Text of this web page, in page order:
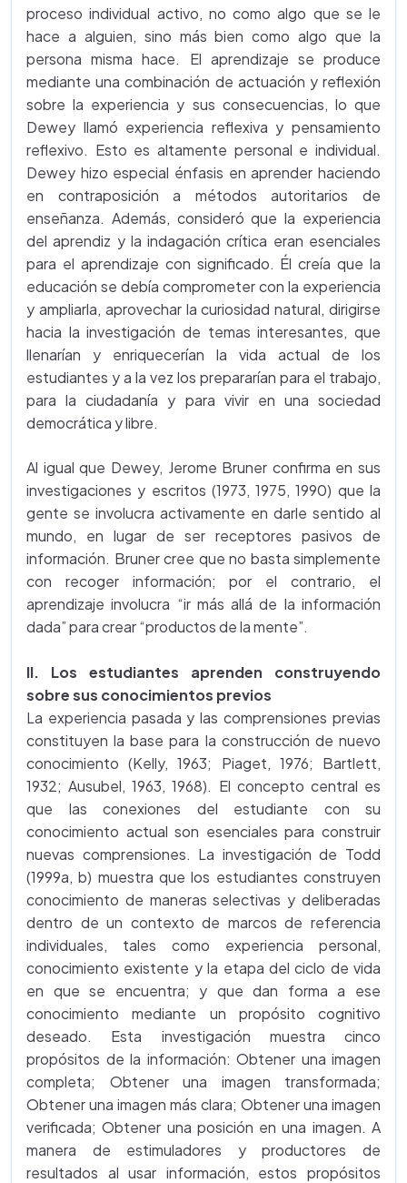
proceso individual activo, no como algo que se le
hace a alguien, sino más bien como algo que la
persona misma hace. El aprendizaje se produce
mediante una combinación de actuación y reflexión
sobre la experiencia y sus consecuencias, lo que
Dewey llamó experiencia reflexiva y pensamiento
reflexivo. Esto es altamente personal e individual.
Dewey hizo especial énfasis en aprender haciendo
en contraposición a métodos autoritarios de
enseñanza. Además, consideró que la experiencia
del aprendiz y la indagación crítica eran esenciales
para el aprendizaje con significado. Él creía que la
educación se debía comprometer con la experiencia
y ampliarla, aprovechar la curiosidad natural, dirigirse
hacia la investigación de temas interesantes, que
llenarían y enriquecerían la vida actual de los
estudiantes y a la vez los prepararían para el trabajo,
para la ciudadanía y para vivir en una sociedad
democrática y libre.
Al igual que Dewey, Jerome Bruner confirma en sus
investigaciones y escritos (1973, 1975, 1990) que la
gente se involucra activamente en darle sentido al
mundo, en lugar de ser receptores pasivos de
información. Bruner cree que no basta simplemente
con recoger información; por el contrario, el
aprendizaje involucra “ir más allá de la información
dada” para crear “productos de la mente”.
II. Los estudiantes aprenden construyendo
sobre sus conocimientos previos
La experiencia pasada y las comprensiones previas
constituyen la base para la construcción de nuevo
conocimiento (Kelly, 1963; Piaget, 1976; Bartlett,
1932; Ausubel, 1963, 1968). El concepto central es
que las conexiones del estudiante con su
conocimiento actual son esenciales para construir
nuevas comprensiones. La investigación de Todd
(1999a, b) muestra que los estudiantes construyen
conocimiento de maneras selectivas y deliberadas
dentro de un contexto de marcos de referencia
individuales, tales como experiencia personal,
conocimiento existente y la etapa del ciclo de vida
en que se encuentra; y que dan forma a ese
conocimiento mediante un propósito cognitivo
deseado. Esta investigación muestra cinco
propósitos de la información: Obtener una imagen
completa; Obtener una imagen transformada;
Obtener una imagen más clara; Obtener una imagen
verificada; Obtener una posición en una imagen. A
manera de estimuladores y productores de
resultados al usar información, estos propósitos